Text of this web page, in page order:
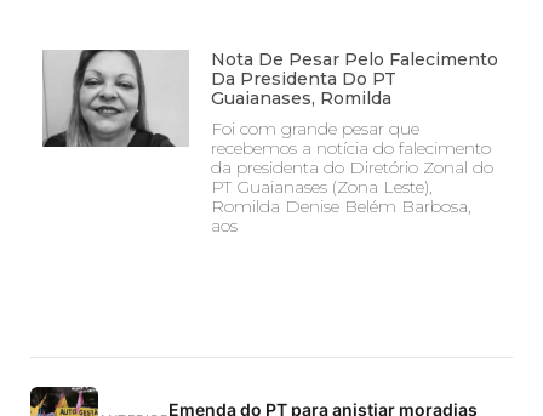
Nota De Pesar Pelo Falecimento
Da Presidenta Do PT
Guaianases, Romilda
Foi com grande pesar que
recebemos a notícia do falecimento
da presidenta do Diretório Zonal do
PT Guaianases (Zona Leste),
Romilda Denise Belém Barbosa,
aos
Emenda do PT para anistiar moradias